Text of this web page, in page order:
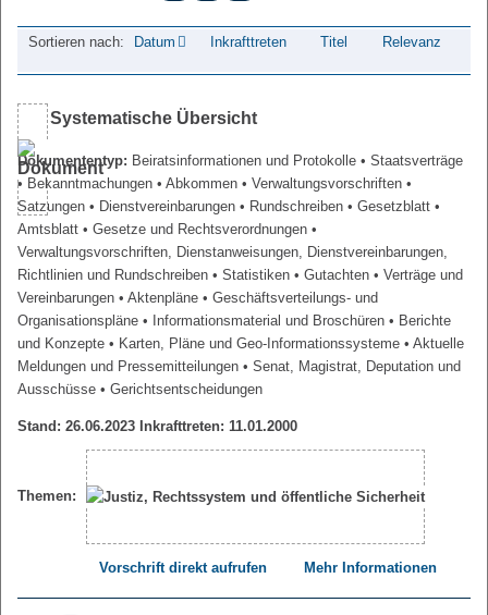
Sortieren nach: Datum Inkrafttreten Titel Relevanz
Systematische Übersicht
Dokumententyp: Beiratsinformationen und Protokolle • Staatsverträge
• Bekanntmachungen • Abkommen • Verwaltungsvorschriften •
Satzungen • Dienstvereinbarungen • Rundschreiben • Gesetzblatt •
Amtsblatt • Gesetze und Rechtsverordnungen •
Verwaltungsvorschriften, Dienstanweisungen, Dienstvereinbarungen,
Richtlinien und Rundschreiben • Statistiken • Gutachten • Verträge und
Vereinbarungen • Aktenpläne • Geschäftsverteilungs- und
Organisationspläne • Informationsmaterial und Broschüren • Berichte
und Konzepte • Karten, Pläne und Geo-Informationssysteme • Aktuelle
Meldungen und Pressemitteilungen • Senat, Magistrat, Deputation und
Ausschüsse • Gerichtsentscheidungen
Stand: 26.06.2023 Inkrafttreten: 11.01.2000
Themen:
Vorschrift direkt aufrufen Mehr Informationen